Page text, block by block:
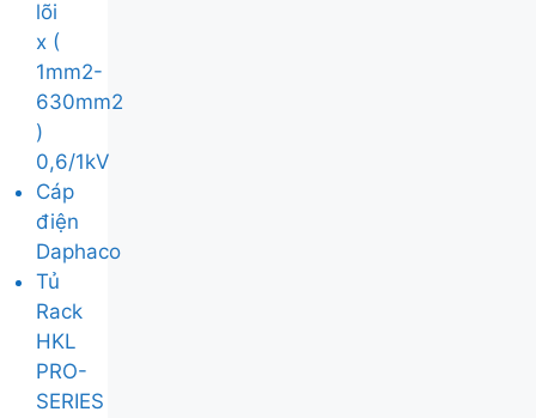
lõi
x (
1mm2-
630mm2
)
0,6/1kV
Cáp
điện
Daphaco
Tủ
Rack
HKL
PRO-
SERIES